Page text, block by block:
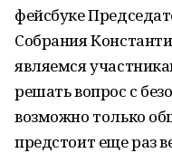
фейсбуке
Собрания
являемся
решать вопрос с
возможно только
предстоит еще раз